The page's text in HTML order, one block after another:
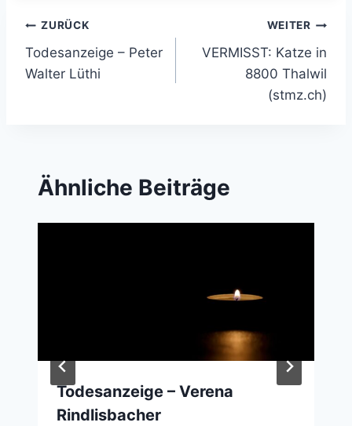
Beitragsnavigation
ZURÜCK
Todesanzeige – Peter
Walter Lüthi
WEITER
VERMISST: Katze in
8800 Thalwil
(stmz.ch)
Ähnliche Beiträge
Todesanzeige – Verena
Rindlisbacher